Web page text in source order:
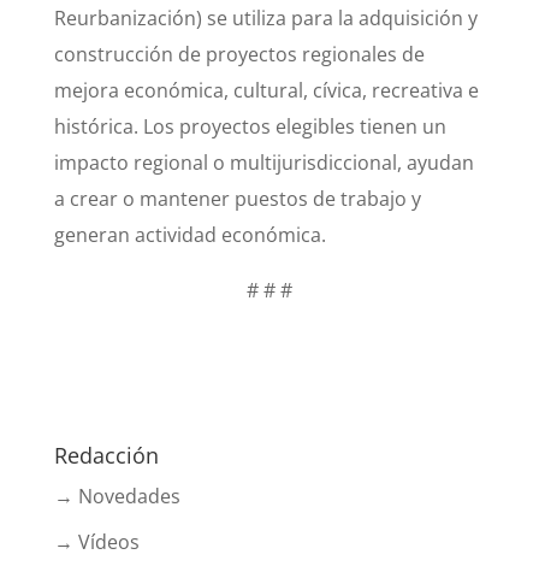
Reurbanización) se utiliza para la adquisición y
construcción de proyectos regionales de
mejora económica, cultural, cívica, recreativa e
histórica. Los proyectos elegibles tienen un
impacto regional o multijurisdiccional, ayudan
a crear o mantener puestos de trabajo y
generan actividad económica.
# # #
Redacción
→ Novedades
→ Vídeos